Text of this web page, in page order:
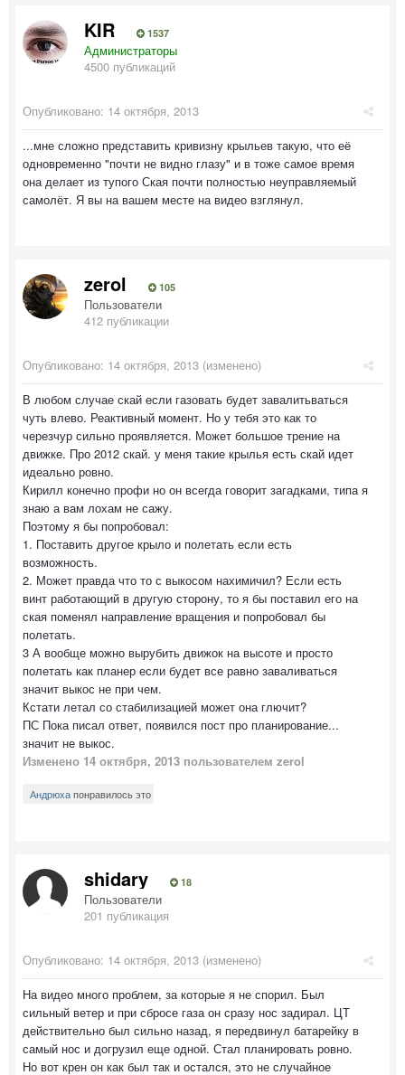
KIR 1537
Администраторы
4500 публикаций
Опубликовано: 14 октября, 2013
...мне сложно представить кривизну крыльев такую, что её
одновременно "почти не видно глазу" и в тоже самое время
она делает из тупого Ская почти полностью неуправляемый
самолёт. Я вы на вашем месте на видео взглянул.
zerol 105
Пользователи
412 публикации
Опубликовано: 14 октября, 2013 (изменено)
В любом случае скай если газовать будет завалитьваться
чуть влево. Реактивный момент. Но у тебя это как то
черезчур сильно проявляется. Может большое трение на
движке. Про 2012 скай. у меня такие крылья есть скай идет
идеально ровно.
Кирилл конечно профи но он всегда говорит загадками, типа я
знаю а вам лохам не сажу.
Поэтому я бы попробовал:
1. Поставить другое крыло и полетать если есть
возможность.
2. Может правда что то с выкосом нахимичил? Если есть
винт работающий в другую сторону, то я бы поставил его на
ская поменял направление вращения и попробовал бы
полетать.
3 А вообще можно вырубить движок на высоте и просто
полетать как планер если будет все равно заваливаться
значит выкос не при чем.
Кстати летал со стабилизацией может она глючит?
ПС Пока писал ответ, появился пост про планирование...
значит не выкос.
Изменено 14 октября, 2013 пользователем zerol
Андрюхапонравилось это
shidary 18
Пользователи
201 публикация
Опубликовано: 14 октября, 2013 (изменено)
На видео много проблем, за которые я не спорил. Был
сильный ветер и при сбросе газа он сразу нос задирал. ЦТ
действительно был сильно назад, я передвинул батарейку в
самый нос и догрузил еще одной. Стал планировать ровно.
Но вот крен он как был так и остался, это не случайное